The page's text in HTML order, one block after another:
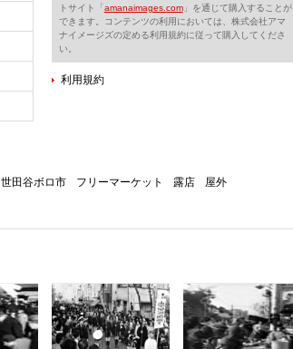
トサイト「amanaimages.com」を通じて購入することが
できます。コンテンツの利用においては、株式会社アマ
ナイメージズの定める利用規約に従って購入してくださ
い。
利用規約
世田谷ボロ市 フリーマーケット 露店 屋外